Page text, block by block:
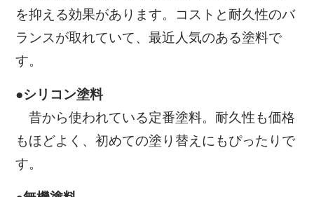
を抑える効果があります。コストと耐久性のバ
ランスが取れていて、最近人気のある塗料で
す。
●シリコン塗料
昔から使われている定番塗料。耐久性も価格
もほどよく、初めての塗り替えにもぴったりで
す。